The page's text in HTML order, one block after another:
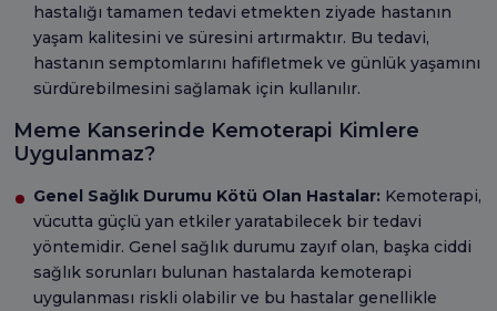
hastalığı tamamen tedavi etmekten ziyade hastanın
yaşam kalitesini ve süresini artırmaktır. Bu tedavi,
hastanın semptomlarını hafifletmek ve günlük yaşamını
sürdürebilmesini sağlamak için kullanılır.
Meme Kanserinde Kemoterapi Kimlere
Uygulanmaz?
Genel Sağlık Durumu Kötü Olan Hastalar: Kemoterapi,
vücutta güçlü yan etkiler yaratabilecek bir tedavi
yöntemidir. Genel sağlık durumu zayıf olan, başka ciddi
sağlık sorunları bulunan hastalarda kemoterapi
uygulanması riskli olabilir ve bu hastalar genellikle